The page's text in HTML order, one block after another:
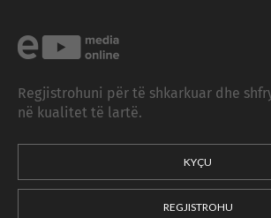
Regjistrohuni për të shkarkuar dhe
në kualitet të lartë.
KYÇU
REGJISTROHU